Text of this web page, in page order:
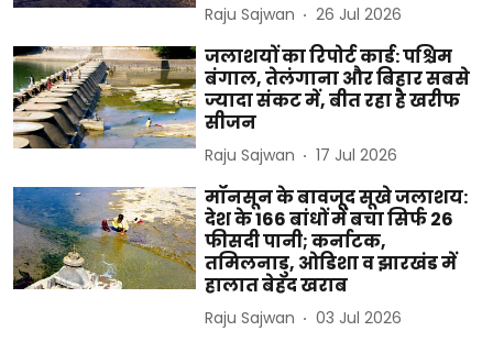
Raju Sajwan 26 Jul 2026
जलाशयों का रिपोर्ट कार्ड: पश्चिम
बंगाल, तेलंगाना और बिहार सबसे
ज्यादा संकट में, बीत रहा है खरीफ
सीजन
Raju Sajwan 17 Jul 2026
मॉनसून के बावजूद सूखे जलाशय:
देश के 166 बांधों में बचा सिर्फ 26
फीसदी पानी; कर्नाटक,
तमिलनाडु, ओडिशा व झारखंड में
हालात बेहद खराब
Raju Sajwan 03 Jul 2026